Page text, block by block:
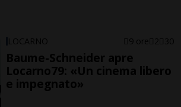
LOCARNO 9 ore 2 30
Baume-Schneider apre
Locarno79: «Un cinema libero
e impegnato»